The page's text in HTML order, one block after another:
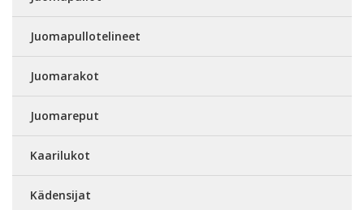
Juomapullotelineet
Juomarakot
Juomareput
Kaarilukot
Kädensijat